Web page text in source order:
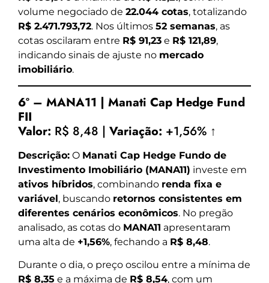
volume negociado de 22.044 cotas, totalizando
R$ 2.471.793,72. Nos últimos 52 semanas, as
cotas oscilaram entre R$ 91,23 e R$ 121,89,
indicando sinais de ajuste no mercado
imobiliário.
6º – MANA11 | Manati Cap Hedge Fund
FII
Valor: R$ 8,48 | Variação: +1,56% ↑
Descrição: O Manati Cap Hedge Fundo de
Investimento Imobiliário (MANA11) investe em
ativos híbridos, combinando renda fixa e
variável, buscando retornos consistentes em
diferentes cenários econômicos. No pregão
analisado, as cotas do MANA11 apresentaram
uma alta de +1,56%, fechando a R$ 8,48.
Durante o dia, o preço oscilou entre a mínima de
R$ 8,35 e a máxima de R$ 8,54, com um